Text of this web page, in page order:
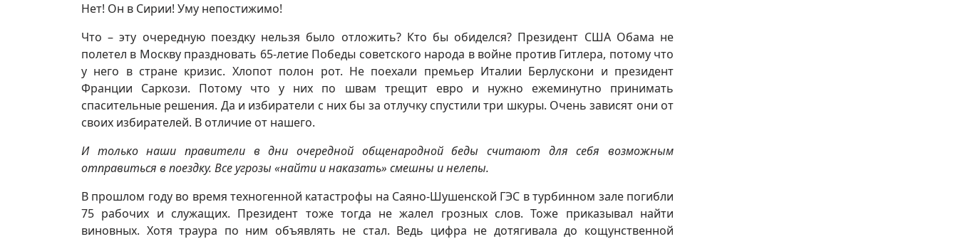
Нет! Он в Сирии! Уму непостижимо!
Что – эту очередную поездку нельзя было отложить? Кто бы обиделся? Президент США Обама не
полетел в Москву праздновать 65-летие Победы советского народа в войне против Гитлера, потому что
у него в стране кризис. Хлопот полон рот. Не поехали премьер Италии Берлускони и президент
Франции Саркози. Потому что у них по швам трещит евро и нужно ежеминутно принимать
спасительные решения. Да и избиратели с них бы за отлучку спустили три шкуры. Очень зависят они от
своих избирателей. В отличие от нашего.
И только наши правители в дни очередной общенародной беды считают для себя возможным
отправиться в поездку. Все угрозы «найти и наказать» смешны и нелепы.
В прошлом году во время техногенной катастрофы на Саяно-Шушенской ГЭС в турбинном зале погибли
75 рабочих и служащих. Президент тоже тогда не жалел грозных слов. Тоже приказывал найти
виновных. Хотя траура по ним объявлять не стал. Ведь цифра не дотягивала до кощунственной